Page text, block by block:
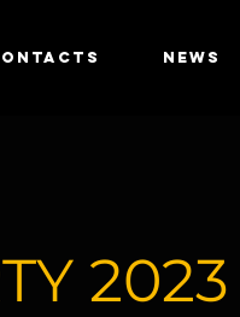
NEWS
2023